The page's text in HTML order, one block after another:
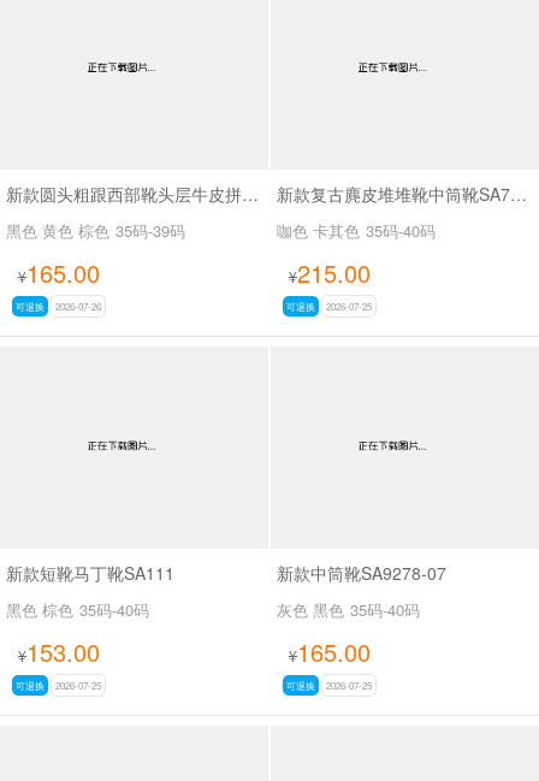
新款圆头粗跟西部靴头层牛皮拼接皮带扣短筒靴SA6002
黑色 黄色 棕色 35码-39码
¥165.00
可退换 2026-07-26
新款复古麂皮堆堆靴中筒靴SA7320-16
咖色 卡其色 35码-40码
¥215.00
可退换 2026-07-25
新款短靴马丁靴SA111
黑色 棕色 35码-40码
¥153.00
可退换 2026-07-25
新款中筒靴SA9278-07
灰色 黑色 35码-40码
¥165.00
可退换 2026-07-25